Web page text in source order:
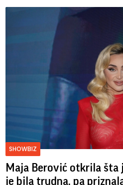
SHOWBIZ
Maja Berović otkrila šta
je bila trudna, pa